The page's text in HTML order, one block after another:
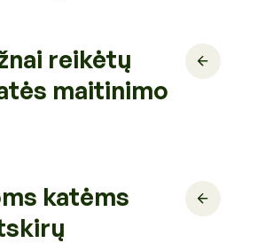
reikėtų
maitinimo
katėms